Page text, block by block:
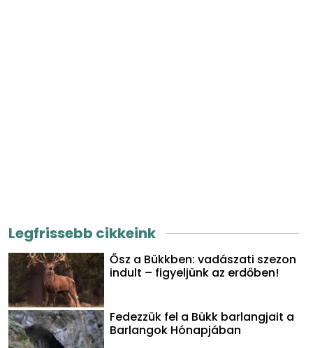
Legfrissebb cikkeink
Ősz a Bükkben: vadászati szezon
indult – figyeljünk az erdőben!
Fedezzük fel a Bükk barlangjait a
Barlangok Hónapjában